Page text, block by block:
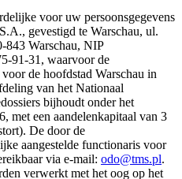
voor uw persoonsgegevens
gevestigd te Warschau, ul.
843 Warschau, NIP
91-31, waarvoor de
de hoofdstad Warschau in
van het Nationaal
bijhoudt onder het
met een aandelenkapitaal van 3
De door de
aangestelde functionaris voor
via e-mail: odo@tms.pl.
verwerkt met het oog op het